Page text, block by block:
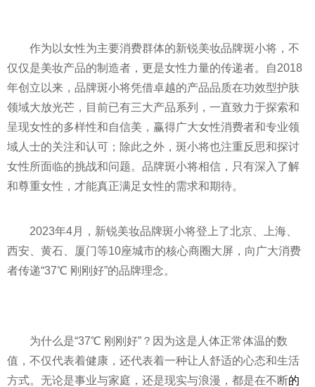
作为以女性为主要消费群体的新锐美妆品牌斑小将，不
仅仅是美妆产品的制造者，更是女性力量的传递者。自2018
年创立以来，品牌斑小将凭借卓越的产品品质在功效型护肤
领域大放光芒，目前已有三大产品系列，一直致力于探索和
呈现女性的多样性和自信美，赢得广大女性消费者和专业领
域人士的关注和认可；除此之外，斑小将也注重反思和探讨
女性所面临的挑战和问题。品牌斑小将相信，只有深入了解
和尊重女性 ，才能真正满足女性的需求和期待。
2023年4月，新锐美妆品牌斑小将登上了北京、上海、
西安、黄石、厦门等10座城市的核心商圈大屏，向广大消费
者传递“37℃ 刚刚好”的品牌理念。
为什么是“37℃ 刚刚好”？因为这是人体正常体温的数
值，不仅代表着健康，还代表着一种让人舒适的心态和生活
方式。无论是事业与家庭，还是现实与浪漫，都是在不断的